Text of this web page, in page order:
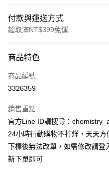
付款與運送方式
超取滿NT$399免運
信用卡一次付款
超商取貨付款
Apple Pay
街口支付
悠遊付
商品特色
商品編號
3326359
銷售重點
官方Line ID請搜尋：
24小時行動購物不打烊，天天方
下標後無法改單，如需修改請登
新下單即可